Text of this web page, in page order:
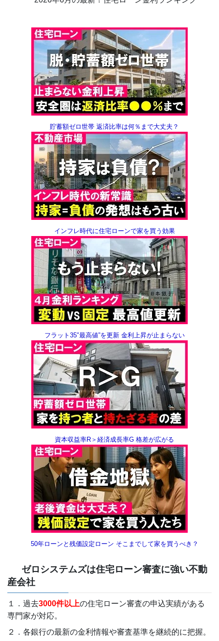
貯蓄額ゼロ世帯 返済比率は何％まで大丈夫？
インフレ時代に住宅ローンで家を買う効果
フラット35″最高値”を更新 金利上昇が止まらない
資本収益率R＞経済成長率G 格差が広がる
50年ローンと残価設定ローン そこまでして家を買うべき？
ゼロシステムズは住宅ローン審査に強い不動
産会社
１．過去3000件以上の住宅ローン審査の申込実績がある
専門家が対応。
２．各銀行の最新の金利情報や審査基準を継続的に把握。